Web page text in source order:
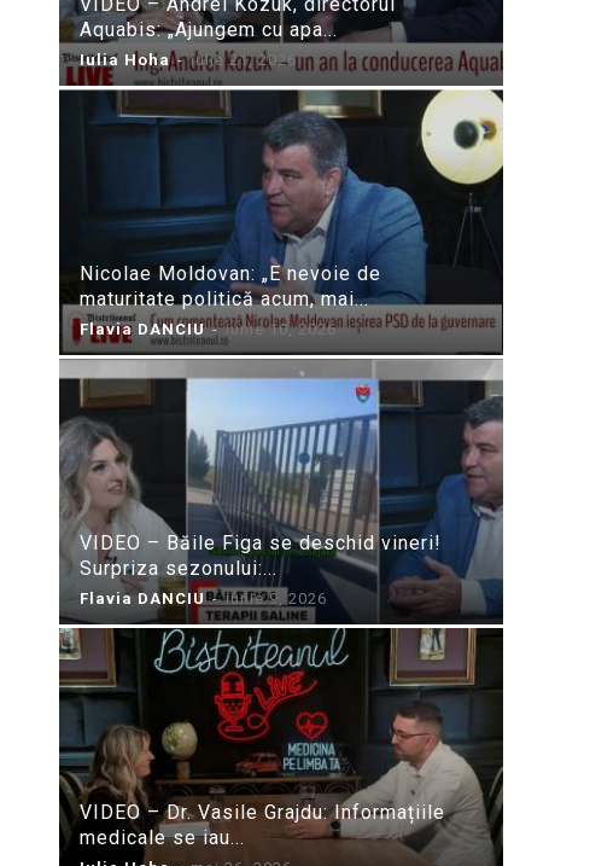
Aquabis: „Ajungem cu apa...
Iulia Hoha - iulie 21, 2026
Nicolae Moldovan: „E nevoie de
maturitate politică acum, mai...
Flavia DANCIU - iunie 10, 2026
VIDEO – Băile Figa se deschid vineri!
Surpriza sezonului:...
Flavia DANCIU - iunie 9, 2026
VIDEO – Dr. Vasile Grajdu: Informațiile
medicale se iau...